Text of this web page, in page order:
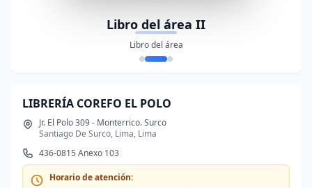
Libro del área II
Libro del área
LIBRERÍA COREFO EL POLO
Jr. El Polo 309 - Monterrico. Surco
Santiago De Surco, Lima, Lima
436-0815 Anexo 103
Horario de atención: